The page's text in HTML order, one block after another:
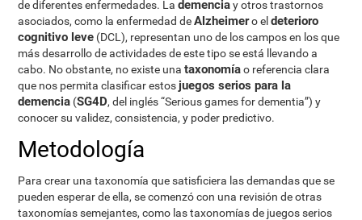
de diferentes enfermedades. Lademenciay otros trastornos
asociados, como la enfermedad deAlzheimero eldeterioro
cognitivo leve (DCL), representan uno de los campos en los que
más desarrollo de actividades de este tipo se está llevando a
cabo. No obstante, no existe unataxonomíao referencia clara
que nos permita clasificar estosjuegos serios para la
demencia (SG4D, del inglés “Serious games for dementia”) y
conocer su validez, consistencia, y poder predictivo.
Metodología
Para crear una taxonomía que satisficiera las demandas que se
pueden esperar de ella, se comenzó con una revisión de otras
taxonomías semejantes, como las taxonomías de juegos serios